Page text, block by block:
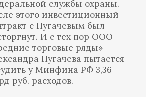
службы охраны.
этого инвестиционный
с Пугачевым был
И с тех пор ООО
торговые ряды»
Пугачева пытается
у Минфина РФ 3,36
руб. расходов.